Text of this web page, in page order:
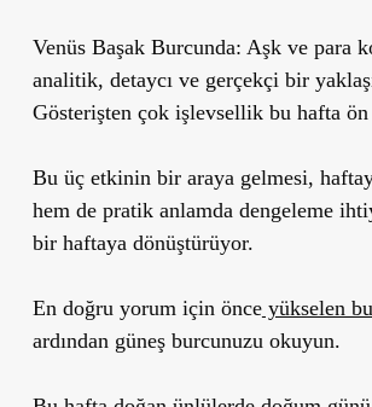
Venüs Başak Burcunda: Aşk ve para
analitik, detaycı ve gerçekçi bir
Gösterişten çok işlevsellik bu hafta ön
Bu üç etkinin bir araya gelmesi,
hem de pratik anlamda dengeleme
bir haftaya dönüştürüyor.
En doğru yorum için önceyükselen
ardından güneş burcunuzu okuyun.